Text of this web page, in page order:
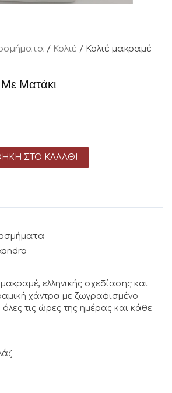
/ Κολιέ / Κολιέ μακραμέ
Ματάκι
ΣΤΟ ΚΑΛΆΘΙ
ελληνικής σχεδίασης και
χάντρα με ζωγραφισμένο
όλες τις ώρες της ημέρας και κάθε